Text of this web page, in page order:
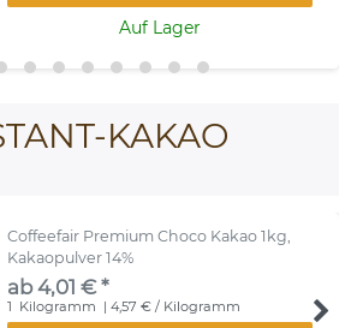
Auf Lager
KAKAO
Coffeefair Premium Choco Kakao 1kg,
Kakaopulver 14%
ab 4,01 € *
1 Kilogramm | 4,57 € / Kilogramm